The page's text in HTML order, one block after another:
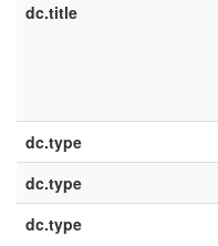
dc.title
dc.type
dc.type
dc.type